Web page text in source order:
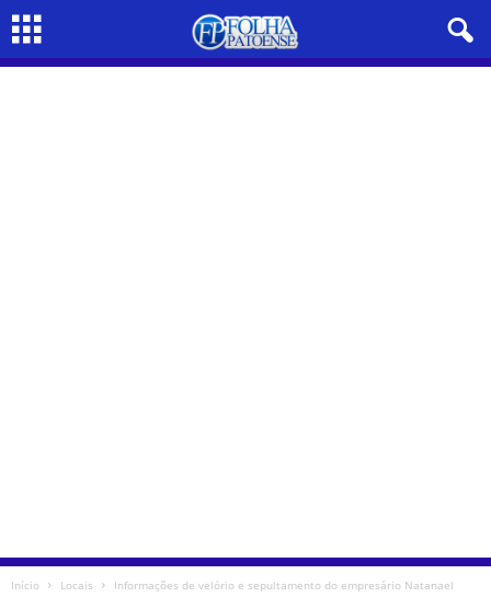
Início Locais
Informações de velório e sepultamento do empresário Natanael